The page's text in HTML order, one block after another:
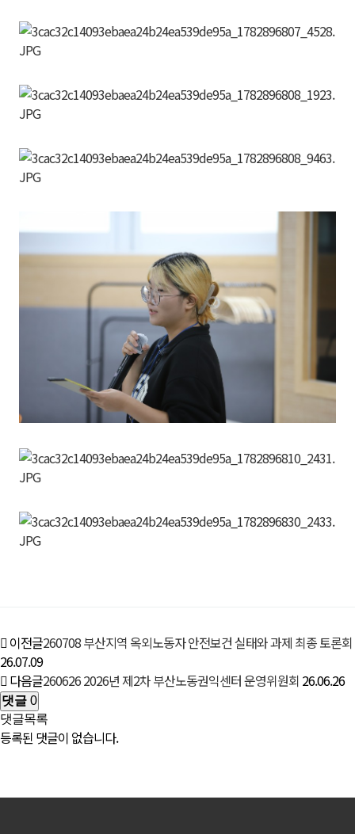
이전글260708 부산지역 옥외노동자 안전보건 실태와 과제 최종 토론회
26.07.09
다음글260626 2026년 제2차 부산노동권익센터 운영위원회 26.06.26
댓글 0
댓글목록
등록된 댓글이 없습니다.